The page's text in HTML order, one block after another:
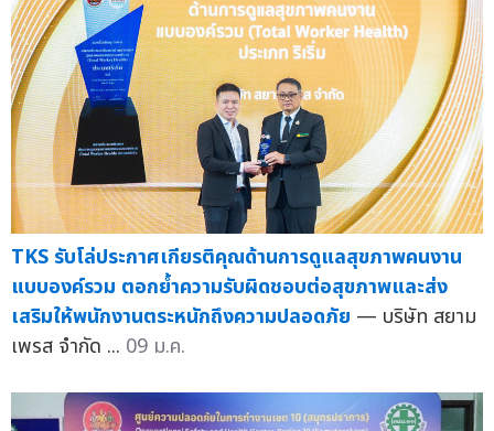
TKS รับโล่ประกาศเกียรติคุณด้านการดูแลสุขภาพคนงาน
แบบองค์รวม ตอกย้ำความรับผิดชอบต่อสุขภาพและส่ง
เสริมให้พนักงานตระหนักถึงความปลอดภัย — บริษัท สยาม
เพรส จำกัด ... 09 ม.ค.